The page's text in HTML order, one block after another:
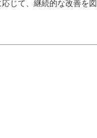
じて、継続的な改善を図